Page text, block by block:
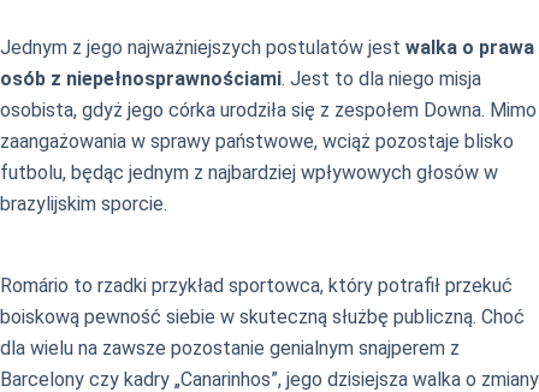
Jednym z jego najważniejszych postulatów jest walka o prawa
osób z niepełnosprawnościami. Jest to dla niego misja
osobista, gdyż jego córka urodziła się z zespołem Downa. Mimo
zaangażowania w sprawy państwowe, wciąż pozostaje blisko
futbolu, będąc jednym z najbardziej wpływowych głosów w
brazylijskim sporcie.
Romário to rzadki przykład sportowca, który potrafił przekuć
boiskową pewność siebie w skuteczną służbę publiczną. Choć
dla wielu na zawsze pozostanie genialnym snajperem z
Barcelony czy kadry „Canarinhos”, jego dzisiejsza walka o zmiany